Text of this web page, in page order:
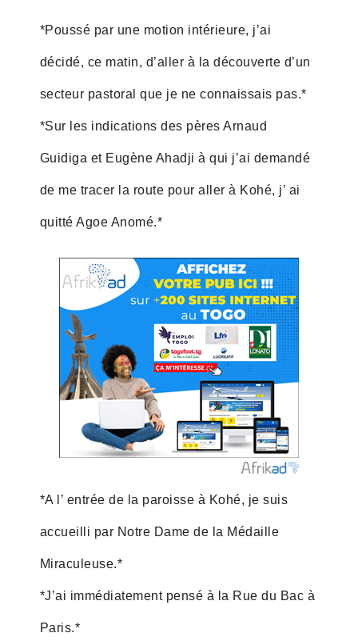
*Poussé par une motion intérieure, j’ai
décidé, ce matin, d’aller à la découverte d’un
secteur pastoral que je ne connaissais pas.*
*Sur les indications des pères Arnaud
Guidiga et Eugène Ahadji à qui j’ai demandé
de me tracer la route pour aller à Kohé, j’ ai
quitté Agoe Anomé.*
*A l’ entrée de la paroisse à Kohé, je suis
accueilli par Notre Dame de la Médaille
Miraculeuse.*
*J’ai immédiatement pensé à la Rue du Bac à
Paris.*